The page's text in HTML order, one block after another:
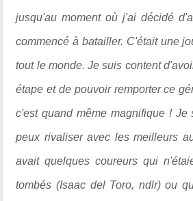
jusqu'au moment où j'ai décidé
commencé à batailler. C'était une
tout le monde. Je suis content
étape et de pouvoir remporter ce
c'est quand même magnifique !
peux rivaliser avec les meilleurs
avait quelques coureurs qui
tombés (Isaac del Toro, ndlr) ou